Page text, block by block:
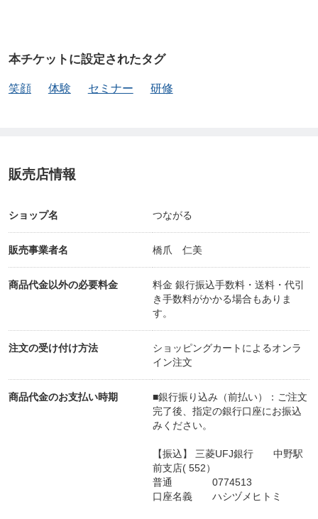
本チケットに設定されたタグ
笑顔 体験 セミナー 研修
販売店情報
ショップ名 つながる
販売事業者名 橋爪 仁美
商品代金以外の必要料金
料金 銀行振込手数料・送料・代引
き手数料がかかる場合もありま
す。
注文の受け付け方法
ショッピングカートによるオンラ
イン注文
商品代金のお支払い時期
■銀行振り込み（前払い）：ご注文
完了後、指定の銀行口座にお振込
みください。
【振込】 三菱UFJ銀行 中野駅
前支店( 552）
普通 0774513
口座名義 ハシヅメヒトミ